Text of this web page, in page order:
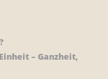
– Ganzheit,